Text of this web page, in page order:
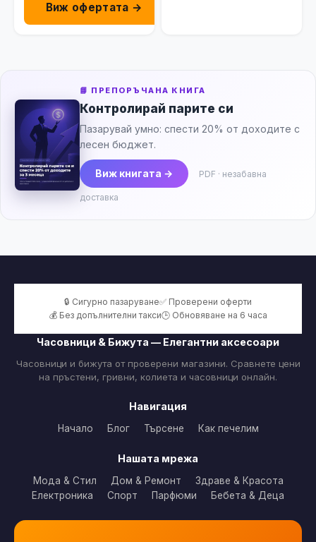
Виж офертата →
📘 ПРЕПОРЪЧАНА КНИГА
Контролирай парите си
Пазарувай умно: спести 20% от доходите с
лесен бюджет.
Виж книгата → PDF · незабавна
доставка
🔒 Сигурно пазаруване✅ Проверени оферти
💰 Без допълнителни такси🕒 Обновяване на 6 часа
Часовници & Бижута — Елегантни аксесоари
Часовници и бижута от проверени магазини. Сравнете цени
на пръстени, гривни, колиета и часовници онлайн.
Навигация
Начало Блог Търсене Как печелим
Нашата мрежа
Мода & Стил Дом & Ремонт
Здраве & Красота
Електроника
Спорт Парфюми Бебета & Деца